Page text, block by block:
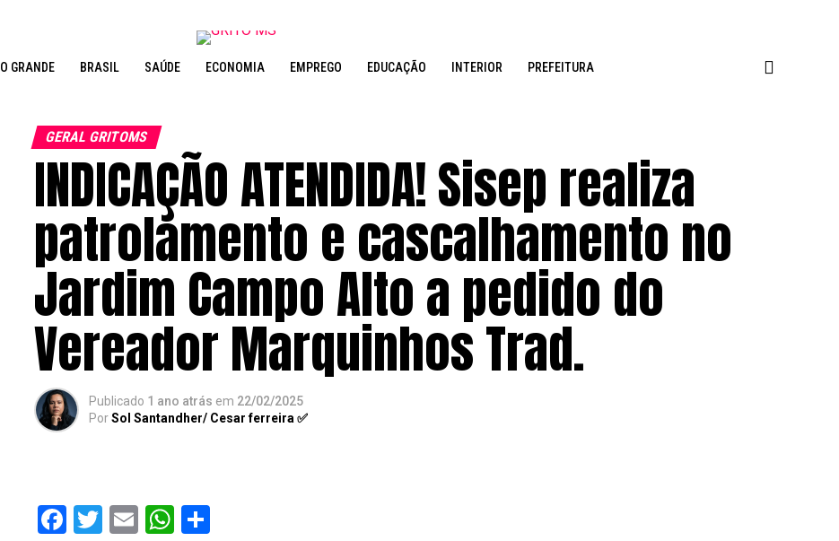
GRANDE BRASIL SAÚDE ECONOMIA EMPREGO EDUCAÇÃO INTERIOR PREFEITURA
GERAL GRITOMS
INDICAÇÃO ATENDIDA! Sisep realiza
patrolamento e cascalhamento no
Jardim Campo Alto a pedido do
Vereador Marquinhos Trad.
Publicado 1 ano atrás em 22/02/2025
PorSol Santandher/ Cesar ferreira ✅
Facebook
Twitter
EmailWhatsApp